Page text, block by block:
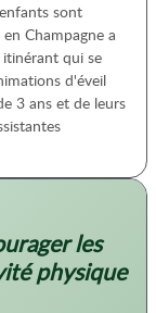
sont
Champagne a
itinérant qui se
d'éveil
3 ans et de leurs
les
physique